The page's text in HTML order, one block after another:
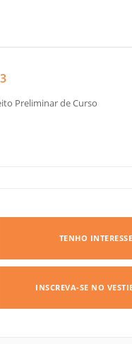
3
Preliminar de Curso
TENHO INTERESSE
INSCREVA-SE NO